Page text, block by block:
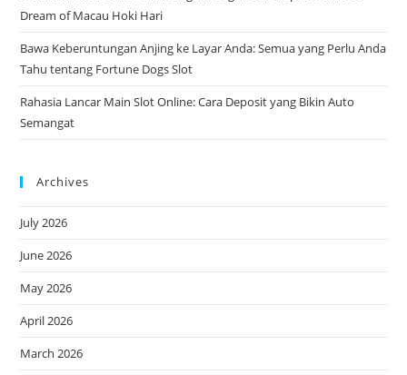
Dream of Macau Hoki Hari
Bawa Keberuntungan Anjing ke Layar Anda: Semua yang Perlu Anda
Tahu tentang Fortune Dogs Slot
Rahasia Lancar Main Slot Online: Cara Deposit yang Bikin Auto
Semangat
Archives
July 2026
June 2026
May 2026
April 2026
March 2026